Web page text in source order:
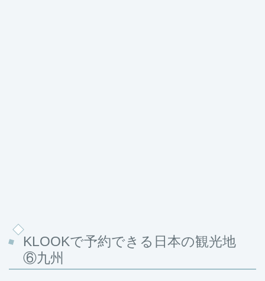
KLOOKで予約できる日本の観光地
⑥九州